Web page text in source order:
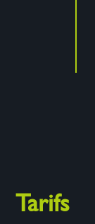
Tarifs